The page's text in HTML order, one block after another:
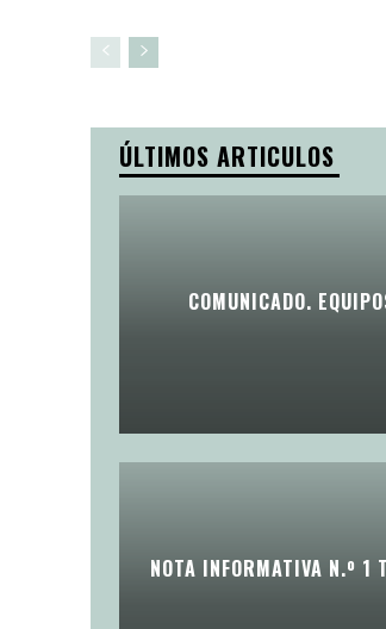
ÚLTIMOS ARTICULOS
COMUNICADO.
NOTA INFORMATIVA N.º